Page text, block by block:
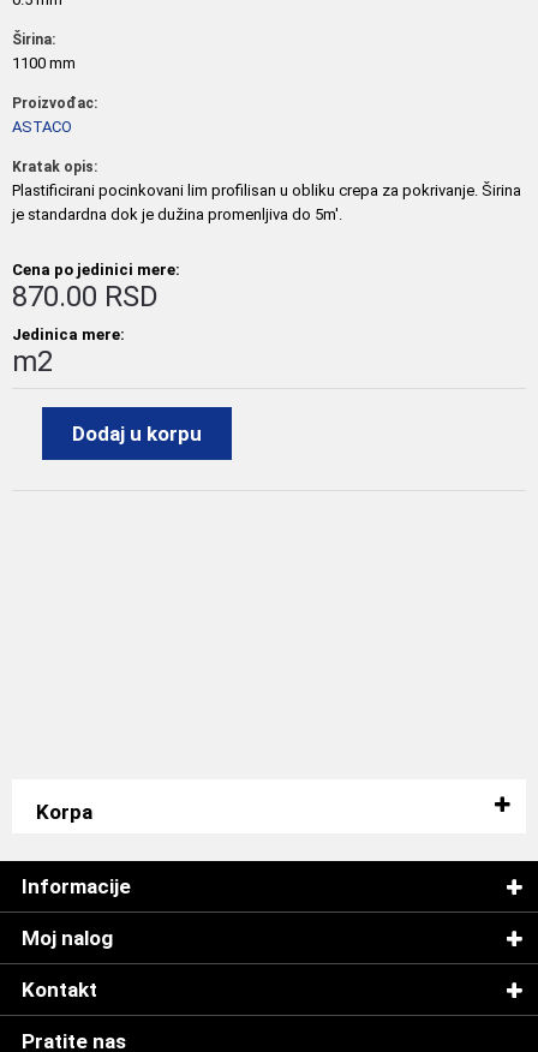
Širina:
1100 mm
Proizvođac:
ASTACO
Kratak opis:
Plastificirani pocinkovani lim profilisan u obliku crepa za pokrivanje. Širina
je standardna dok je dužina promenljiva do 5m'.
Cena po jedinici mere:
870.00 RSD
Jedinica mere:
m2
Dodaj u korpu
Korpa
Informacije
Moj nalog
Kontakt
Pratite nas